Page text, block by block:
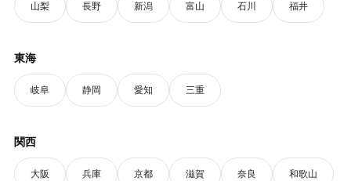
山梨 長野 新潟 富山 石川 福井
東海
岐阜 静岡 愛知 三重
関西
大阪 兵庫 京都 滋賀 奈良 和歌山